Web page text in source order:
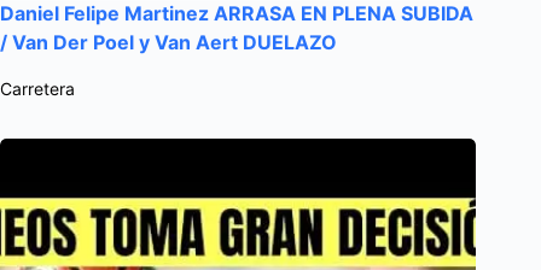
Daniel Felipe Martinez ARRASA EN PLENA SUBIDA
/ Van Der Poel y Van Aert DUELAZO
Carretera